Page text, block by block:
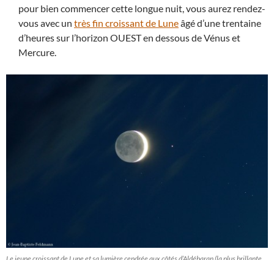
pour bien commencer cette longue nuit, vous aurez rendez-
vous avec un très fin croissant de Luneâgé d’une trentaine
d’heures sur l’horizon OUEST en dessous de Vénus et
Mercure.